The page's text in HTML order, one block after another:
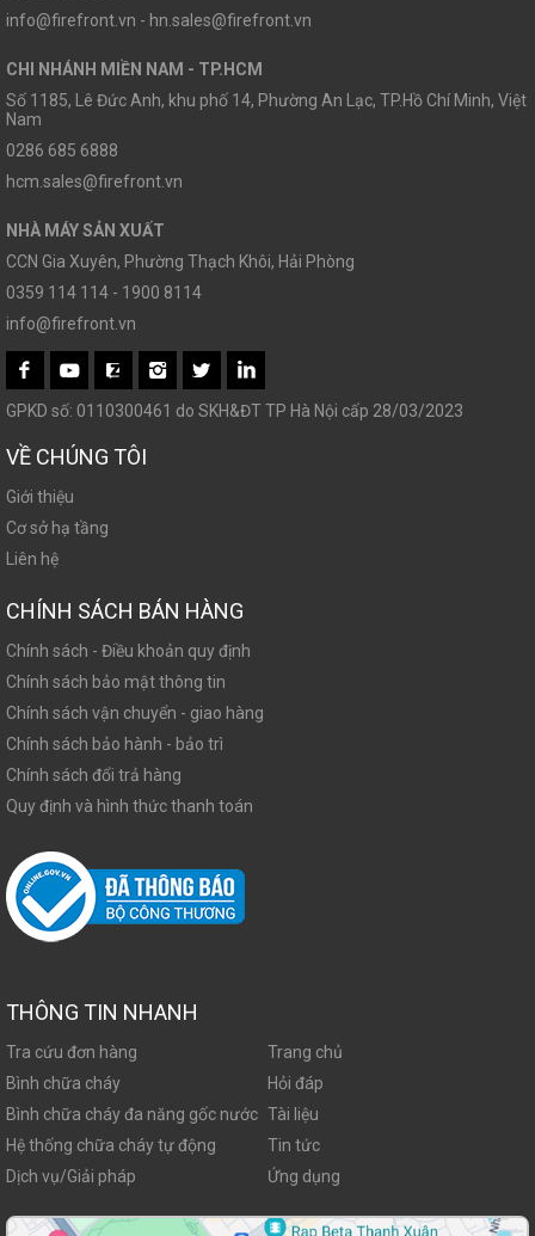
info@firefront.vn - hn.sales@firefront.vn
CHI NHÁNH MIỀN NAM - TP.HCM
Số 1185, Lê Đức Anh, khu phố 14, Phường An Lạc, TP.Hồ Chí Minh, Việt
Nam
0286 685 6888
hcm.sales@firefront.vn
NHÀ MÁY SẢN XUẤT
CCN Gia Xuyên, Phường Thạch Khôi, Hải Phòng
0359 114 114 - 1900 8114
info@firefront.vn
GPKD số: 0110300461 do SKH&ĐT TP Hà Nội cấp 28/03/2023
VỀ CHÚNG TÔI
Giới thiệu
Cơ sở hạ tầng
Liên hệ
CHÍNH SÁCH BÁN HÀNG
Chính sách - Điều khoản quy định
Chính sách bảo mật thông tin
Chính sách vận chuyển - giao hàng
Chính sách bảo hành - bảo trì
Chính sách đổi trả hàng
Quy định và hình thức thanh toán
THÔNG TIN NHANH
Tra cứu đơn hàng
Trang chủ
Bình chữa cháy
Hỏi đáp
Bình chữa cháy đa năng gốc nước Tài liệu
Hệ thống chữa cháy tự động
Tin tức
Dịch vụ/Giải pháp
Ứng dụng